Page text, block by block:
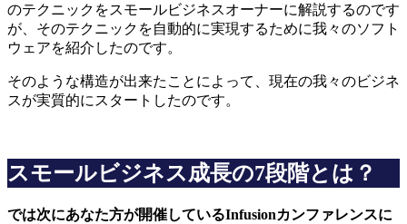
のテクニックをスモールビジネスオーナーに解説するのです
が、そのテクニックを自動的に実現するために我々のソフト
ウェアを紹介したのです。
そのような構造が出来たことによって、現在の我々のビジネ
スが実質的にスタートしたのです。
スモールビジネス成長の7段階とは？
では次にあなた方が開催しているInfusionカンファレンスに